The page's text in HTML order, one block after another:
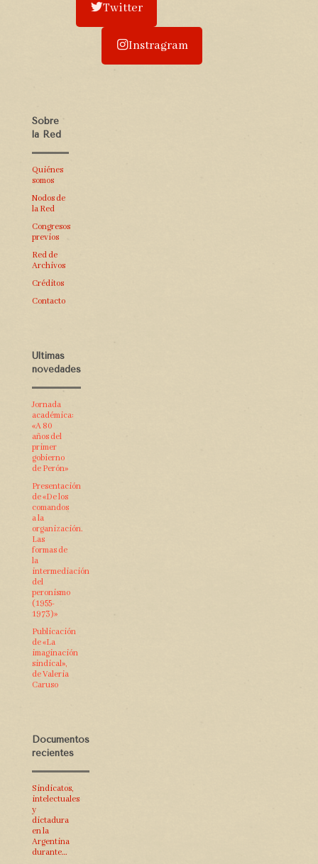
Twitter
Instragram
Sobre
la Red
Quiénes
somos
Nodos de
la Red
Congresos
previos
Red de
Archivos
Créditos
Contacto
Últimas
novedades
Jornada
académica:
«A 80
años del
primer
gobierno
de Perón»
Presentación
de «De los
comandos
a la
organización.
Las
formas de
la
intermediación
del
peronismo
(1955-
1973)»
Publicación
de «La
imaginación
sindical»,
de Valeria
Caruso
Documentos
recientes
Sindicatos,
intelectuales
y
dictadura
en la
Argentina
durante…